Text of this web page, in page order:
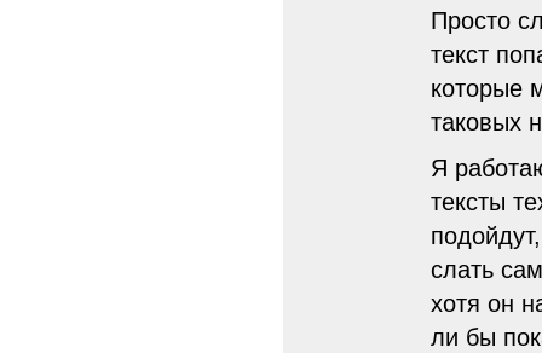
Просто
текст
которые
таковых
Я
тексты
слать
хотя он
ли бы